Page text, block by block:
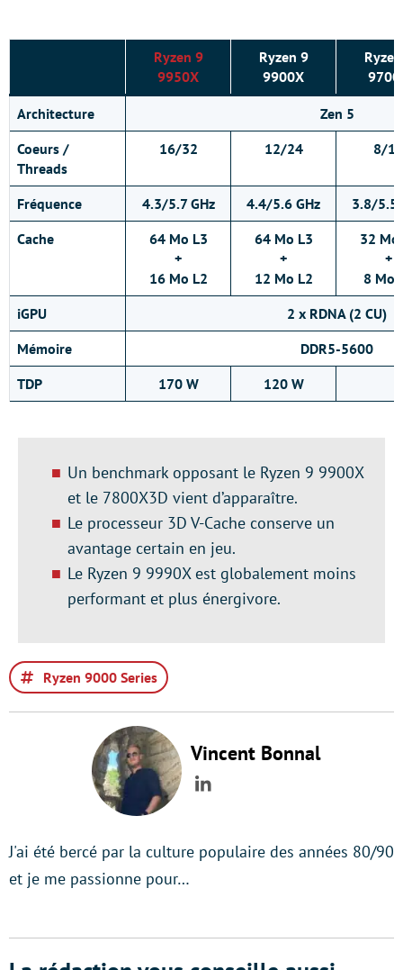
Ryzen 9
9950X
Ryzen 9
9900X
Architecture
Zen 5
Coeurs /
Threads
16/32 12/24 8/16
Fréquence 4.3/5.7 GHz 4.4/5.6 GHz
3.8/5.5
Cache
64 Mo L3
+
16 Mo L2
64 Mo L3
+
12 Mo L2
32 Mo
+
8 Mo
iGPU
2 x RDNA (2 CU)
Mémoire
DDR5-5600
TDP
170 W 120 W
Un benchmark opposant le Ryzen 9 9900X
et le 7800X3D vient d’apparaître.
Le processeur 3D V-Cache conserve un
avantage certain en jeu.
Le Ryzen 9 9990X est globalement moins
performant et plus énergivore.
Ryzen 9000 Series
Vincent Bonnal
LinkedIn
J'ai été bercé par la culture populaire des années 80/90
et je me passionne pour…